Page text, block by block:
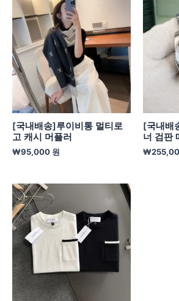
[국내배송]루이비통 멀티로
고 캐시 머플러
₩95,000 원
[국내배
너 검판
₩